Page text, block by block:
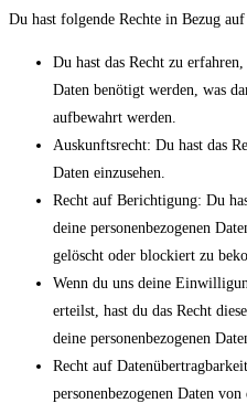
Du hast folgende Rechte in Bezug
Du hast das Recht zu
Daten benötigt werden, was
aufbewahrt werden.
Auskunftsrecht: Du hast das
Daten einzusehen.
Recht auf Berichtigung: Du
deine personenbezogenen
gelöscht oder blockiert zu
Wenn du uns deine
erteilst, hast du das Recht
deine personenbezogenen
Recht auf
personenbezogenen Daten